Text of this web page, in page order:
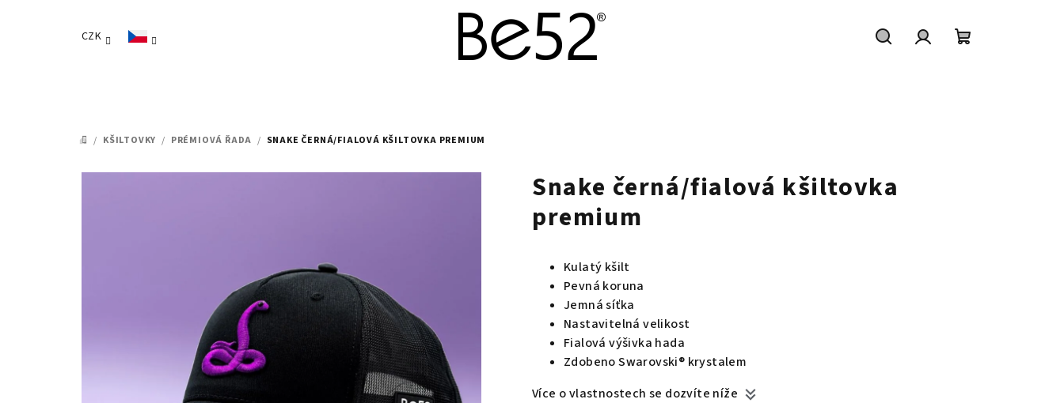
CZK
DOMŮ
/ KŠILTOVKY / PRÉMIOVÁ ŘADA / SNAKE ČERNÁ/FIALOVÁ KŠILTOVKA PREMIUM
Snake černá/fialová kšiltovka
premium
Kulatý kšilt
Pevná koruna
Jemná síťka
Nastavitelná velikost
Fialová výšivka hada
Zdobeno Swarovski® krystalem
Více o vlastnostech se dozvíte níže